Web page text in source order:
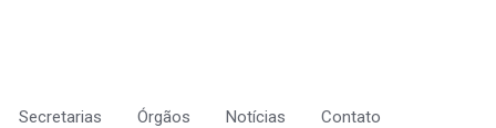
Secretarias Órgãos Notícias Contato